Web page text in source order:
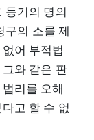
등기의 명의
구의 소를 제
어 부적법
와 같은 판
리를 오해
고 할 수 없